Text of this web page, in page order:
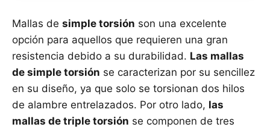
Mallas de simple torsión son una excelente
opción para aquellos que requieren una gran
resistencia debido a su durabilidad. Las mallas
de simple torsión se caracterizan por su sencillez
en su diseño, ya que solo se torsionan dos hilos
de alambre entrelazados. Por otro lado, las
mallas de triple torsión se componen de tres